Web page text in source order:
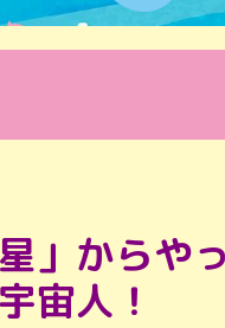
」からや
宙人！